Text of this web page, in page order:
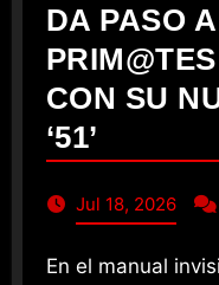
DA PASO
CON SU
‘51’
Jul 18, 2026
En el manual invisible del punk y el hard rock,